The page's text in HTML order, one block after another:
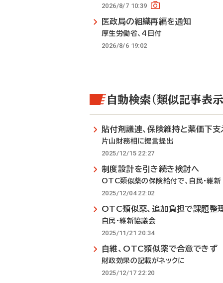
2026/8/7 10:39
医政局の組織再編を通知
厚生労働省、4日付
2026/8/6 19:02
自動検索（類似記事表示
貼付剤議連、保険維持と薬価下支
片山財務相に提言提出
2025/12/15 22:27
制度設計を引き続き検討へ
OTC類似薬の保険給付で、自民・維新
2025/12/04 22:02
OTC類似薬、追加負担で課題整
自民・維新協議会
2025/11/21 20:34
自維、OTC類似薬で合意できず
財政効果の記載がネックに
2025/12/17 22:20